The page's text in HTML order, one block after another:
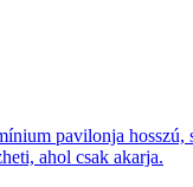
pavilonja
ahol csak akarja.